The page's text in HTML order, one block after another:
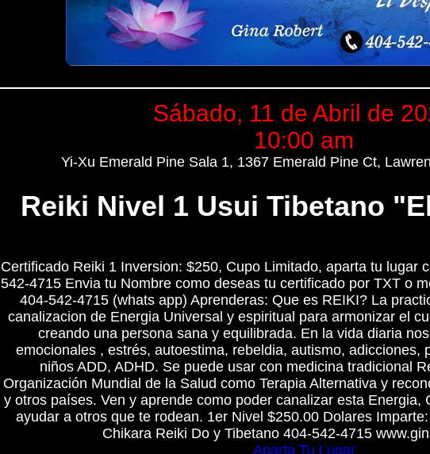
Sábado, 11 de Abril de
10:00 am
Yi-Xu Emerald Pine Sala 1, 1367 Emerald Pine Ct,
Reiki Nivel 1 Usui Tibetano
Certificado Reiki 1 Inversion: $250, Cupo Limitado, aparta tu lugar
542-4715 Envia tu Nombre como deseas tu certificado por TXT o
404-542-4715 (whats app) Aprenderas: Que es REIKI? La
canalizacion de Energia Universal y espiritual para armonizar el
creando una persona sana y equilibrada. En la vida diaria
emocionales , estrés, autoestima, rebeldia, autismo, adicciones,
niños ADD, ADHD. Se puede usar con medicina tradicional
Organización Mundial de la Salud como Terapia Alternativa y
y otros países. Ven y aprende como poder canalizar esta Energia,
ayudar a otros que te rodean. 1er Nivel $250.00 Dolares
Chikara Reiki Do y Tibetano 404-542-4715
Aparta Tu Lugar